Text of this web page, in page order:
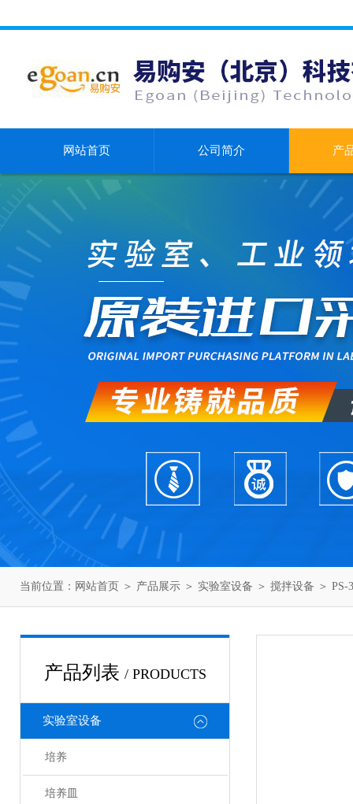
网站首页 公司简介 产
当前位置： 网站首页 ＞ 产品展示 ＞ 实验室设备 ＞ 搅拌设备 ＞
产品列表 / PRODUCTS
实验室设备
培养
培养皿